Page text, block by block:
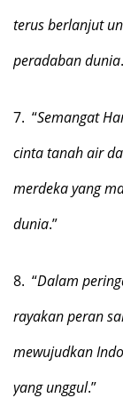
terus berlanjut
peradaban dunia
7. “Semangat
cinta tanah air
merdeka yang
dunia.”
8. “Dalam
rayakan peran
mewujudkan
yang unggul.”